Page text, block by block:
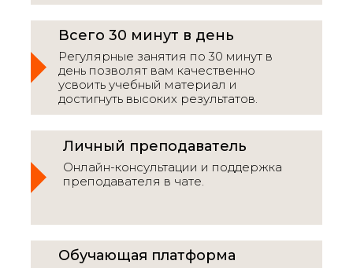
Всего 30 минут в день
Личный преподаватель
Сертификат
Регулярные занятия по 30 минут в
день позволят вам качественно
усвоить учебный материал и
достигнуть высоких результатов.
Онлайн-консультации и поддержка
преподавателя в чате.
Обучающая платформа